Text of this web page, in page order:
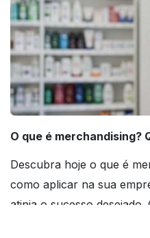
O que é merchandising?
Descubra hoje o que é
como aplicar na sua
atinja o sucesso